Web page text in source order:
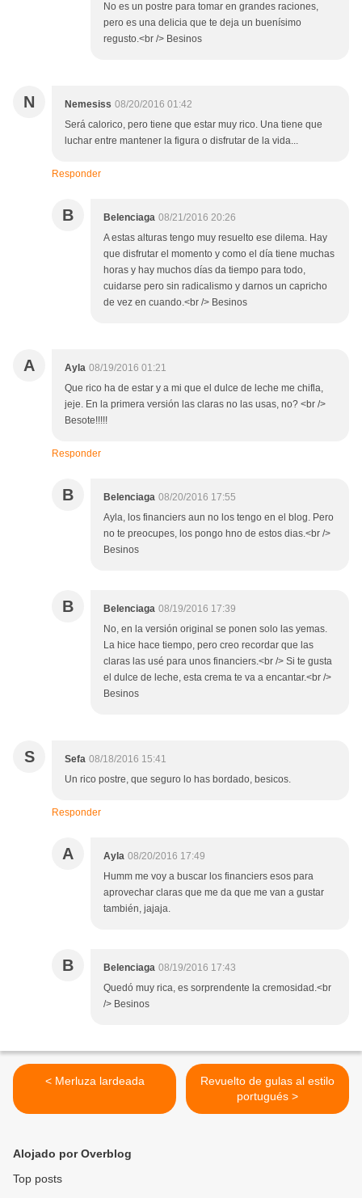
No es un postre para tomar en grandes raciones,
pero es una delicia que te deja un buenísimo
regusto.<br /> Besinos
N Nemesiss 08/20/2016 01:42
Será calorico, pero tiene que estar muy rico. Una tiene que
luchar entre mantener la figura o disfrutar de la vida...
Responder
B Belenciaga 08/21/2016 20:26
A estas alturas tengo muy resuelto ese dilema. Hay
que disfrutar el momento y como el día tiene muchas
horas y hay muchos días da tiempo para todo,
cuidarse pero sin radicalismo y darnos un capricho
de vez en cuando.<br /> Besinos
A Ayla 08/19/2016 01:21
Que rico ha de estar y a mi que el dulce de leche me chifla,
jeje. En la primera versión las claras no las usas, no? <br />
Besote!!!!!
Responder
B Belenciaga 08/20/2016 17:55
Ayla, los financiers aun no los tengo en el blog. Pero
no te preocupes, los pongo hno de estos dias.<br />
Besinos
B Belenciaga 08/19/2016 17:39
No, en la versión original se ponen solo las yemas.
La hice hace tiempo, pero creo recordar que las
claras las usé para unos financiers.<br /> Si te gusta
el dulce de leche, esta crema te va a encantar.<br />
Besinos
S Sefa 08/18/2016 15:41
Un rico postre, que seguro lo has bordado, besicos.
Responder
A Ayla 08/20/2016 17:49
Humm me voy a buscar los financiers esos para
aprovechar claras que me da que me van a gustar
también, jajaja.
B Belenciaga 08/19/2016 17:43
Quedó muy rica, es sorprendente la cremosidad.<br
/> Besinos
< Merluza lardeada
Revuelto de gulas al estilo
portugués >
Alojado por Overblog
Top posts